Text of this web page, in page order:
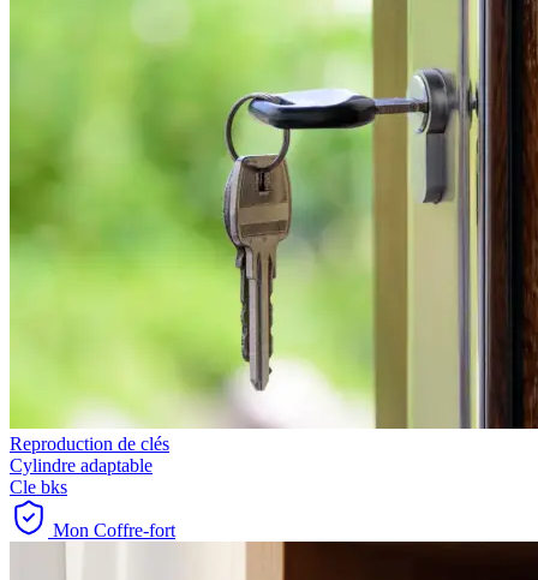
Reproduction de clés
Cylindre adaptable
Cle bks
Mon Coffre-fort